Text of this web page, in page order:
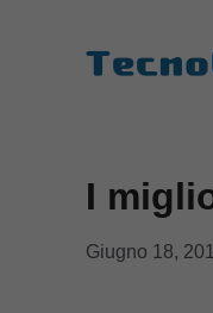
I
Giugno 18,